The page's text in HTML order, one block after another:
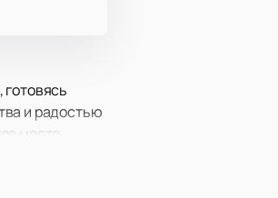
и радостью
место.
номеров